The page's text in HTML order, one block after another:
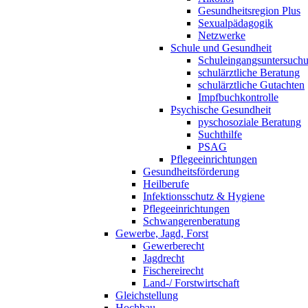
Gesundheitsregion Plus
Sexualpädagogik
Netzwerke
Schule und Gesundheit
schulärztliche Beratung
schulärztliche Gutachten
Impfbuchkontrolle
Psychische Gesundheit
pyschosoziale Beratung
Suchthilfe
PSAG
Pflegeeinrichtungen
Gesundheitsförderung
Heilberufe
Infektionsschutz & Hygiene
Pflegeeinrichtungen
Schwangerenberatung
Gewerbe, Jagd, Forst
Gewerberecht
Jagdrecht
Fischereirecht
Land-/ Forstwirtschaft
Gleichstellung